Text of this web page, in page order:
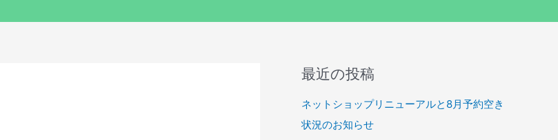
最近の投稿
ネットショップリニューアルと8月予約空き
状況のお知らせ